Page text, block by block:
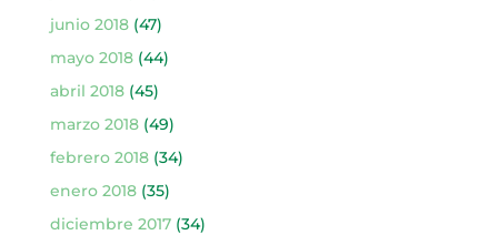
junio 2018(47)
mayo 2018(44)
abril 2018(45)
marzo 2018(49)
febrero 2018(34)
enero 2018(35)
diciembre 2017(34)